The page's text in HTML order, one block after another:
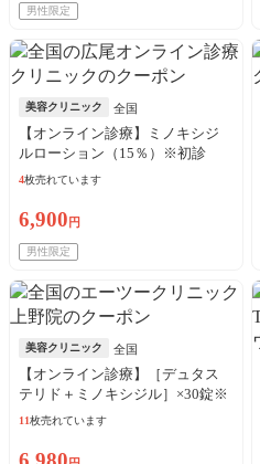
男性限定
美容クリニック 全国
【オンライン診療】ミノキシジ
ルローション（15％）※初診
料・送料込
4枚売れています
6,900 円
男性限定
美容クリニック 全国
【オンライン診療】［デュタス
テリド＋ミノキシジル］×30錠※
初診料・送料込
11枚売れています